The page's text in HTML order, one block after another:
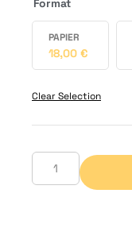
Format
PAPIER
18,00 €
Clear Selection